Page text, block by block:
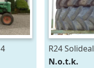
R24 Solideal
15.5/80R24
N.o.t.k.